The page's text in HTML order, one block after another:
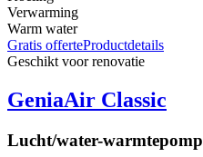
Verwarming
Warm water
Gratis offerteProductdetails
Geschikt voor renovatie
GeniaAir Classic
Lucht/water-warmtepomp